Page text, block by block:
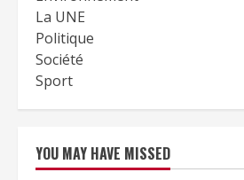
La UNE
Politique
Société
Sport
YOU MAY HAVE MISSED